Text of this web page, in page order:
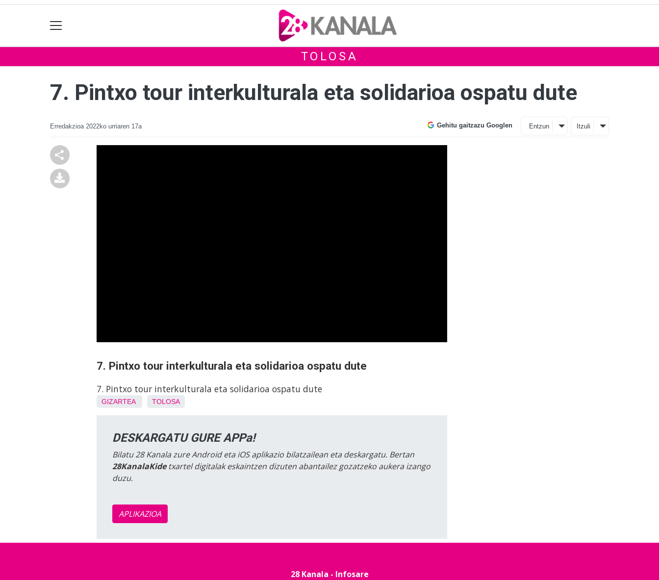
TOLOSA
7. Pintxo tour interkulturala eta solidarioa ospatu dute
Erredakzioa 2022ko urriaren 17a Gehitu gaitzazu Googlen Entzun Itzuli
7. Pintxo tour interkulturala eta solidarioa ospatu dute
7. Pintxo tour interkulturala eta solidarioa ospatu dute
GIZARTEA TOLOSA
DESKARGATU GURE APPa!
Bilatu 28 Kanala zure Android eta iOS aplikazio bilatzailean eta deskargatu. Bertan
28KanalaKidetxartel digitalak eskaintzen dizuten abantailez gozatzeko aukera izango
duzu.
APLIKAZIOA
28 Kanala - Infosare